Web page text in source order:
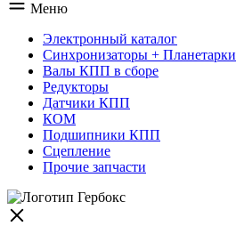
Меню
Электронный каталог
Синхронизаторы + Планетарки
Валы КПП в сборе
Редукторы
Датчики КПП
КОМ
Подшипники КПП
Сцепление
Прочие запчасти